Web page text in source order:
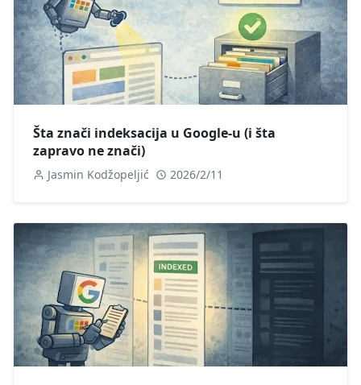
Šta znači indeksacija u Google-u (i šta
zapravo ne znači)
Jasmin Kodžopeljić 2026/2/11